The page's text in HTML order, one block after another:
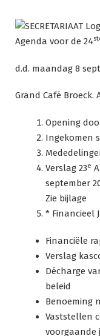
naar
Agenda voor de 24
d.d. maandag 8
Grand Café Broeck.
Opening
Ingekomen
Verslag 23e
september
Zie bijlage
* Financieel
Financiële
Verslag
Décharge
beleid
Benoeming
Vaststellen
voorgaande